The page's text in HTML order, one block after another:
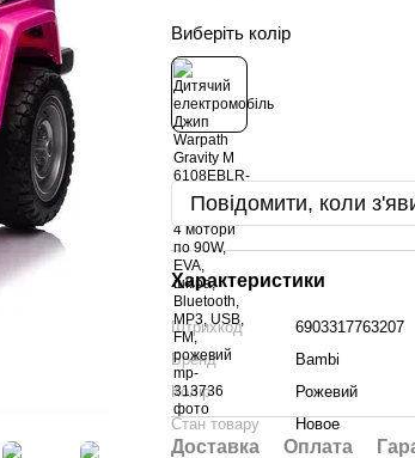
Виберіть колір
Повідомити, коли
Характеристики
Штрихкод
6903317763207
Бренд
Bambi
Колір
Рожевий
Стан товару
Новое
Доставка Оплата